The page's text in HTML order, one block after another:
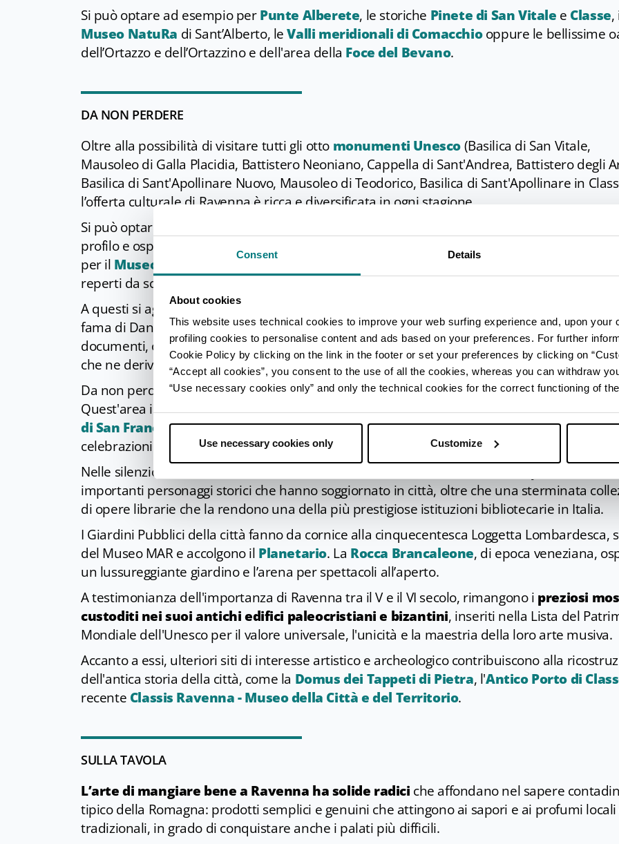
Consent Details
About cookies
This website uses technical cookies to improve your web surfing experience and, upon your
profiling cookies to personalise content and ads based on your preferences. For further
Cookie Policy by clicking on the link in the footer or set your preferences by clicking on
“Accept all cookies”, you consent to the use of all the cookies, whereas you can withdraw
“Use necessary cookies only” and only the technical cookies for the correct functioning of
Use necessary cookies only Customize
Si può optare ad esempio perPunte Alberete, le storiche Pinete di San Vitale e Classe,
Museo NatuRa di Sant’Alberto, leValli meridionali di Comacchiooppure le bellissime
dell’Ortazzo e dell’Ortazzino e dell'area della Foce del Bevano.
DA NON PERDERE
Oltre alla possibilità di visitare tutti gli otto monumenti Unesco(Basilica di San Vitale,
Mausoleo di Galla Placidia, Battistero Neoniano, Cappella di Sant'Andrea, Battistero degli
Basilica di Sant'Apollinare Nuovo, Mausoleo di Teodorico, Basilica di Sant'Apollinare in
l’offerta culturale di Ravenna è ricca e diversificata in ogni stagione.
Si può optare per il
profilo e ospita diverse collezioni permanenti, tra cui la Collezione dei Mosaici
per il Museo Nazionale di Ravenna
reperti da scavi di epoca romana e bizantina.
A questi si aggiungono ilMuseo Arcivescovile
fama di Dante Alighieri e ilMuseo Byron, legato alla memoria del poeta inglese, con
documenti, oggetti del Risorgimento e memorie della vicenda garibaldina a Ravenna e del
che ne derivò.
Da non perdere assolutamente è la suggestiva “Zona del Silenzio” in pieno centro storico.
Quest'area identifica laTomba di Dante Alighieri, ilQuadrarco di Bracciofortee la
di San Francesco. Durante tutto il mese di settembre proprio in questi luoghi si svolgono
celebrazioni ed eventi spettacolari in onore del Sommo Poeta.
Nelle silenziose sale della
importanti personaggi storici che hanno soggiornato in città, oltre che una sterminata
di opere librarie che la rendono una della più prestigiose istituzioni bibliotecarie in Italia.
I Giardini Pubblici della città fanno da cornice alla cinquecentesca Loggetta Lombardesca,
del Museo MAR e accolgono il Planetario. La Rocca Brancaleone, di epoca veneziana,
un lussureggiante giardino e l’arena per spettacoli all’aperto.
A testimonianza dell'importanza di Ravenna tra il V e il VI secolo, rimangono i preziosi
custoditi nei suoi antichi edifici paleocristiani e bizantini, inseriti nella Lista del
Mondiale dell'Unesco per il valore universale, l'unicità e la maestria della loro arte musiva.
Accanto a essi, ulteriori siti di interesse artistico e archeologico contribuiscono alla
dell'antica storia della città, come la Domus dei Tappeti di Pietra, l'Antico Porto di
recente Classis Ravenna - Museo della Città e del Territorio.
SULLA TAVOLA
L’arte di mangiare bene a Ravenna ha solide radici che affondano nel sapere
tipico della Romagna: prodotti semplici e genuini che attingono ai sapori e ai profumi locali
tradizionali, in grado di conquistare anche i palati più difficili.